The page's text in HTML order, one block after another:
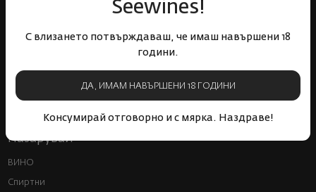
Seewines!
С влизането потвърждаваш, че имаш навършени 18
години.
ДА, ИМАМ НАВЪРШЕНИ 18 ГОДИНИ
Консумирай отговорно и с мярка. Наздраве!
цялата страна
отстъпки
Пазарувай
ВИНО
Спиртни